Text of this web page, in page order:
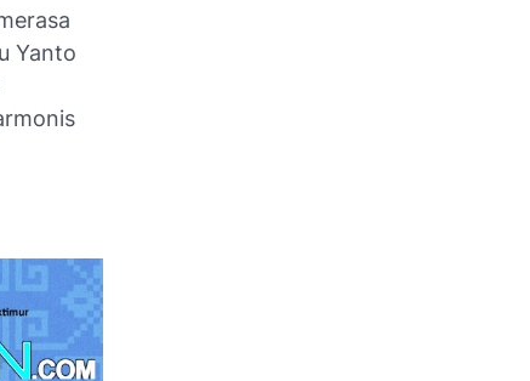
Yanto